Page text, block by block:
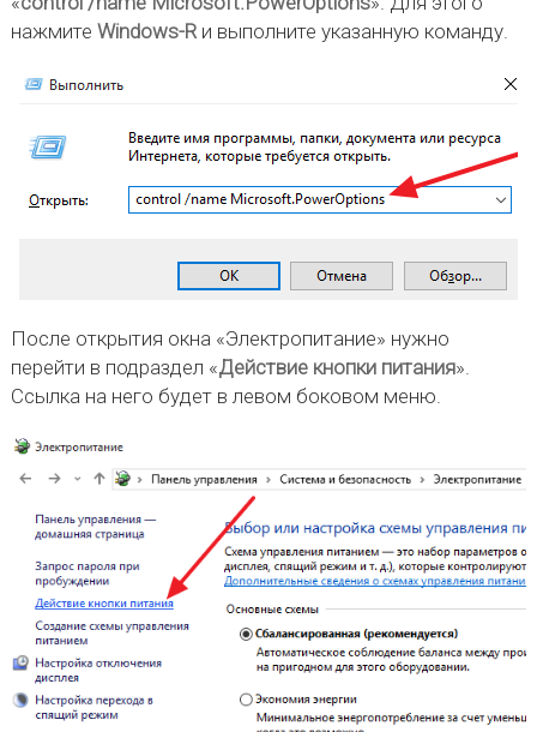
нажмите Windows-Rи выполните указанную команду.
После открытия окна «Электропитание» нужно
перейти в подраздел «Действие кнопки питания».
Ссылка на него будет в левом боковом меню.